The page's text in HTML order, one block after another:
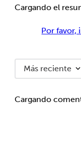
Cargando el
Por favor,
Más reciente
Cargando